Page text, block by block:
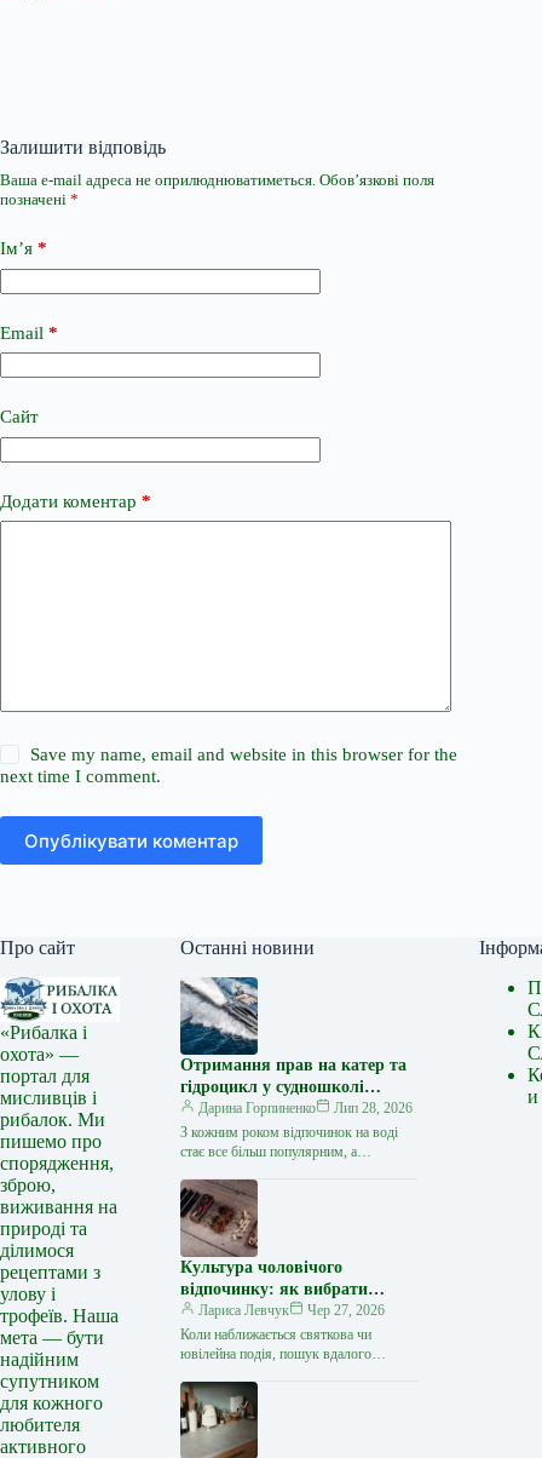
Залишити відповідь
Ваша e-mail адреса не оприлюднюватиметься. Обов’язкові поля
позначені *
Ім’я *
Email *
Сайт
Додати коментар *
Save my name, email and website in this browser for the
next time I comment.
Опублікувати коментар
Про сайт
«Рибалка і
охота» —
портал для
мисливців і
рибалок. Ми
пишемо про
спорядження,
зброю,
виживання на
природі та
ділимося
рецептами з
улову і
трофеїв. Наша
мета — бути
надійним
супутником
для кожного
любителя
активного
Останні новини
Отримання прав на катер та
гідроцикл у судношколі
«Либідь-А»: від теорії до
іспиту
Дарина Горпиненко
Лип 28, 2026
З кожним роком відпочинок на воді
стає все більш популярним, а
чи гідроциклом відкриває нові
горизонти…
Культура чоловічого
відпочинку: як вибрати
стильний та корисний
подарунок
Лариса Левчук
Чер 27, 2026
Коли наближається святкова чи
ювілейна подія, пошук вдалого
близької людини нерідко
перетворюється на складне завдання.
…
и